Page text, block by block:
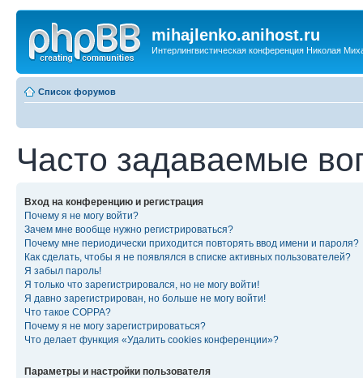
mihajlenko.anihost.ru
Интерлингвистическая конференция Николая
Список форумов
Часто задаваемые
Вход на конференцию и регистрация
Почему я не могу войти?
Зачем мне вообще нужно регистрироваться?
Почему мне периодически приходится повторять ввод имени и пароля?
Как сделать, чтобы я не появлялся в списке активных пользователей?
Я забыл пароль!
Я только что зарегистрировался, но не могу войти!
Я давно зарегистрирован, но больше не могу войти!
Что такое COPPA?
Почему я не могу зарегистрироваться?
Что делает функция «Удалить cookies конференции»?
Параметры и настройки пользователя